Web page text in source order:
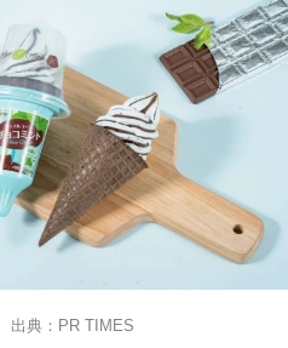
出典：PR TIMES